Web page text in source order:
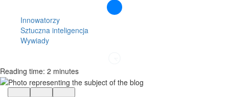
Innowatorzy
Sztuczna inteligencja
Wywiady
Reading time: 2 minutes